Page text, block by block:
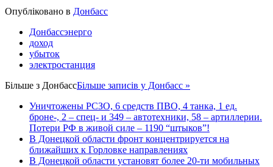
Share
Опубліковано в Донбасс
Донбассэнерго
доход
убыток
электростанция
Більше з ДонбассБільше записів у Донбасс »
Уничтожены РСЗО, 6 средств ПВО, 4 танка, 1 ед.
броне-, 2 – спец- и 349 – автотехники, 58 – артиллерии.
Потери РФ в живой силе – 1190 “штыков”!
В Донецкой области фронт концентрируется на
ближайших к Горловке направлениях
В Донецкой области установят более 20-ти мобильных